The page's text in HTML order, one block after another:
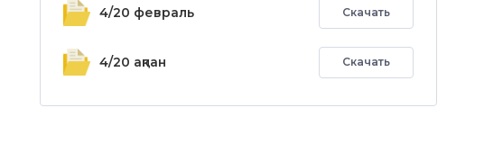
4/20 февраль Скачать
4/20 ақпан Скачать